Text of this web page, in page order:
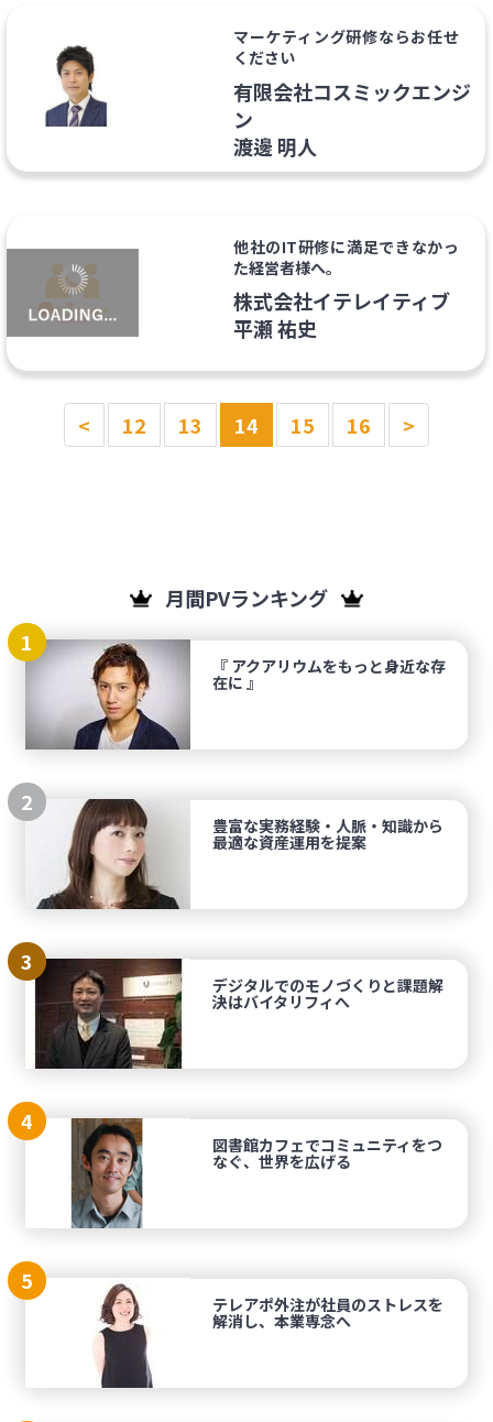
マーケティング研修ならお任せ
ください
有限会社コスミックエンジ
ン
渡邊 明人
他社のIT研修に満足できなかっ
た経営者様へ。
株式会社イテレイティブ
平瀬 祐史
< 12 13 14 15 16 >
月間PVランキング
1
『 アクアリウムをもっと身近な存
在に 』
2
豊富な実務経験・人脈・知識から
最適な資産運用を提案
3
デジタルでのモノづくりと課題解
決はバイタリフィへ
4
図書館カフェでコミュニティをつ
なぐ、世界を広げる
5
テレアポ外注が社員のストレスを
解消し、本業専念へ